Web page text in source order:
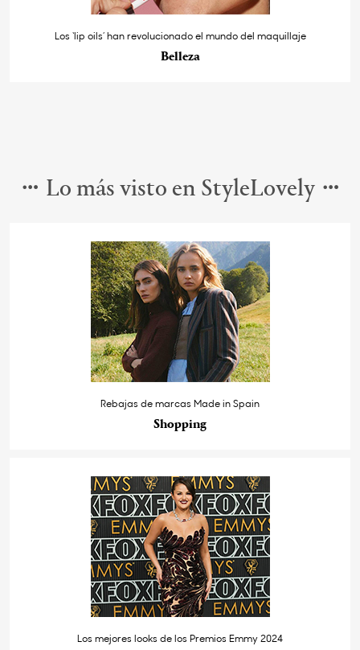
Los ‘lip oils’ han revolucionado el mundo del maquillaje
Belleza
Lo más visto en StyleLovely
Rebajas de marcas Made in Spain
Shopping
Los mejores looks de los Premios Emmy 2024